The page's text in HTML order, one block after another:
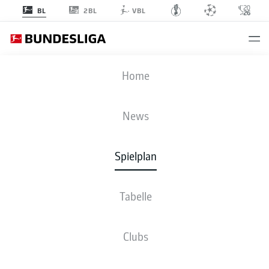
BL 2BL VBL
Home
News
Spielplan
Tabelle
Clubs
KOE
0
AUFSTELLUNGEN